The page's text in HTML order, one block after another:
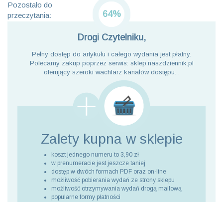
Pozostało do
przeczytania:
64%
Drogi Czytelniku,
Pełny dostęp do artykułu i całego wydania jest płatny.
Polecamy zakup poprzez serwis: sklep.naszdziennik.pl
oferujący szeroki wachlarz kanałów dostępu. .
Zalety kupna w sklepie
koszt jednego numeru to 3,90 zł
w prenumeracie jest jeszcze taniej
dostęp w dwóch formach PDF oraz on-line
możliwość pobierania wydań ze strony sklepu
możliwość otrzymywania wydań drogą mailową
popularne formy płatności